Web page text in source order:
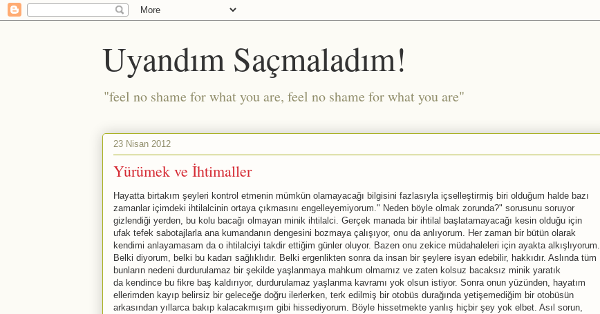
Uyandım Saçmaladım!
"feel no shame for what you are, feel no shame for what you are"
23 Nisan 2012
Yürümek ve İhtimaller
Hayatta birtakım şeyleri kontrol etmenin mümkün olamayacağı bilgisini fazlasıyla içselleştirmiş biri olduğum halde bazı
zamanlar içimdeki ihtilalcinin ortaya çıkmasını engelleyemiyorum." Neden böyle olmak zorunda?" sorusunu soruyor
gizlendiği yerden, bu kolu bacağı olmayan minik ihtilalci. Gerçek manada bir ihtilal başlatamayacağı kesin olduğu için
ufak tefek sabotajlarla ana kumandanın dengesini bozmaya çalışıyor, onu da anlıyorum. Her zaman bir bütün olarak
kendimi anlayamasam da o ihtilalciyi takdir ettiğim günler oluyor. Bazen onu zekice müdahaleleri için ayakta alkışlıyorum.
Belki diyorum, belki bu kadarı sağlıklıdır. Belki ergenlikten sonra da insan bir şeylere isyan edebilir, hakkıdır. Aslında tüm
bunların nedeni durdurulamaz bir şekilde yaşlanmaya mahkum olmamız ve zaten kolsuz bacaksız minik yaratık
da kendince bu fikre baş kaldırıyor, durdurulamaz yaşlanma kavramı yok olsun istiyor. Sonra onun yüzünden, hayatım
ellerimden kayıp belirsiz bir geleceğe doğru ilerlerken, terk edilmiş bir otobüs durağında yetişemediğim bir otobüsün
arkasından yıllarca bakıp kalacakmışım gibi hissediyorum. Böyle hissetmekte yanlış hiçbir şey yok elbet. Asıl sorun,